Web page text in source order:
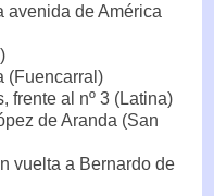
avenida de América
(Fuencarral)
frente al nº 3 (Latina)
de Aranda (San
vuelta a Bernardo de